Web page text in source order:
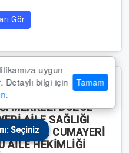
uygun
Detaylı bilgi için
.
Tamam
Seçiniz
Gör
CUMAYERİ TOPLUM
MERKEZİ DÜZCE
AİLE SAĞLIĞI
DÜZCE CUMAYERİ
AİLE HEKİMLİĞİ